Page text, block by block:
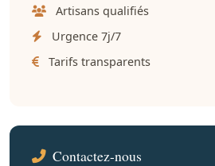
Artisans qualifiés
Urgence 7j/7
Tarifs transparents
Contactez-nous